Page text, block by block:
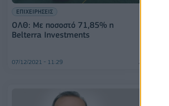
ΕΠΙΧΕΙΡΗΣΕΙΣ
ΟΛΘ: Με ποσοστό 71,85% η
Belterra Investments
07/12/2021 - 11:29